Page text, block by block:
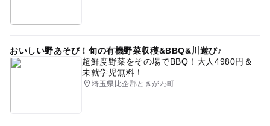
おいしい野あそび！旬の有機野菜収穫&BBQ&川遊び♪
超鮮度野菜をその場でBBQ！大人4980円＆
未就学児無料！
埼玉県比企郡ときがわ町